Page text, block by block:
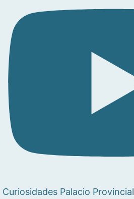
Curiosidades Palacio Provincial